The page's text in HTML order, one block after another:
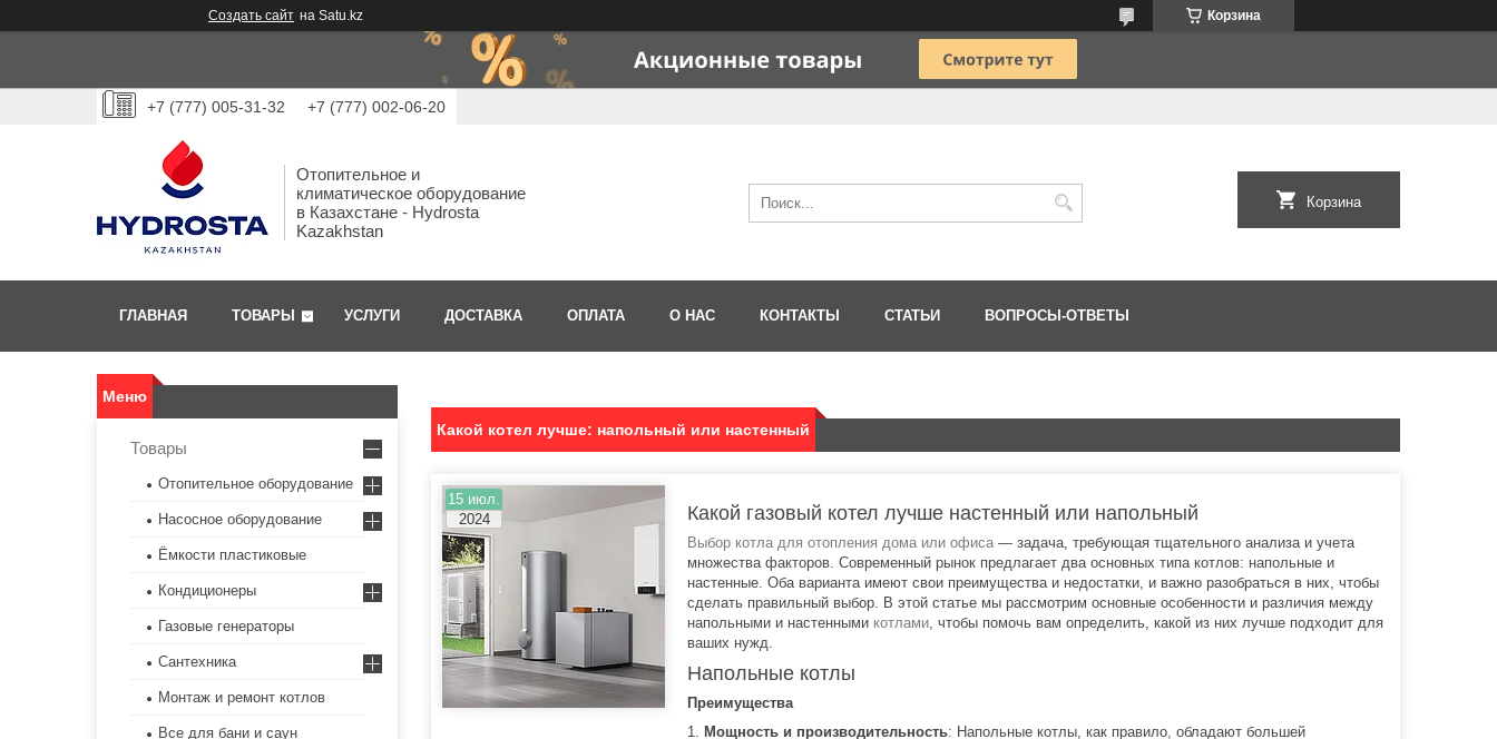
Создать сайт на Satu.kz Корзина
+7 (777) 005-31-32 +7 (777) 002-06-20
Отопительное и
климатическое оборудование
в Казахстане - Hydrosta
Kazakhstan
Корзина
ГЛАВНАЯ ТОВАРЫ УСЛУГИ ДОСТАВКА ОПЛАТА О НАС КОНТАКТЫ СТАТЬИ ВОПРОСЫ-ОТВЕТЫ
Какой котел лучше: напольный или настенный
15 июл.
2024
Какой газовый котел лучше настенный или напольный
Выбор котла для отопления дома или офиса — задача, требующая тщательного анализа и учета
множества факторов. Современный рынок предлагает два основных типа котлов: напольные и
настенные. Оба варианта имеют свои преимущества и недостатки, и важно разобраться в них, чтобы
сделать правильный выбор. В этой статье мы рассмотрим основные особенности и различия между
напольными и настенными котлами, чтобы помочь вам определить, какой из них лучше подходит для
ваших нужд.
Напольные котлы
Преимущества
Мощность и производительность: Напольные котлы, как правило, обладают большей
Товары
Отопительное оборудование
Насосное оборудование
Ёмкости пластиковые
Кондиционеры
Газовые генераторы
Сантехника
Монтаж и ремонт котлов
Все для бани и саун